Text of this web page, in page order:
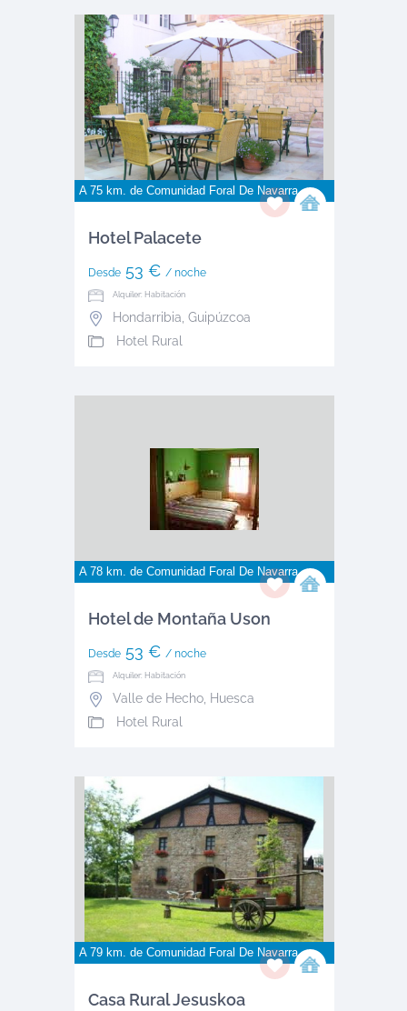
A 75 km. de Comunidad Foral De Navarra
Hotel Palacete
Desde53 € / noche
Alquiler: Habitación
Hondarribia, Guipúzcoa
Hotel Rural
A 78 km. de Comunidad Foral De Navarra
Hotel de Montaña Uson
Desde53 € / noche
Alquiler: Habitación
Valle de Hecho, Huesca
Hotel Rural
A 79 km. de Comunidad Foral De Navarra
Casa Rural Jesuskoa